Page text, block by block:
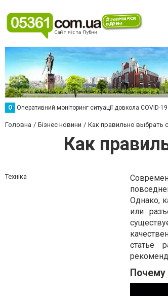
О Оперативний моніторинг ситуації довкола COVID-
Головна Бізнес новини Как правильно выбрать
Как
Техніка
Однако,
или
статье